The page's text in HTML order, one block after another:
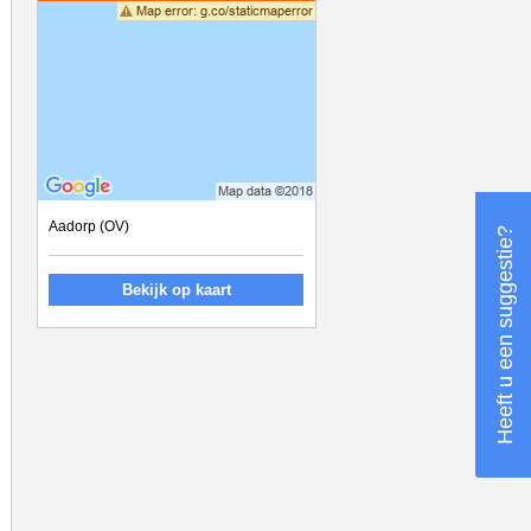
Aadorp (OV)
Bekijk op kaart Heeft u een suggestie?